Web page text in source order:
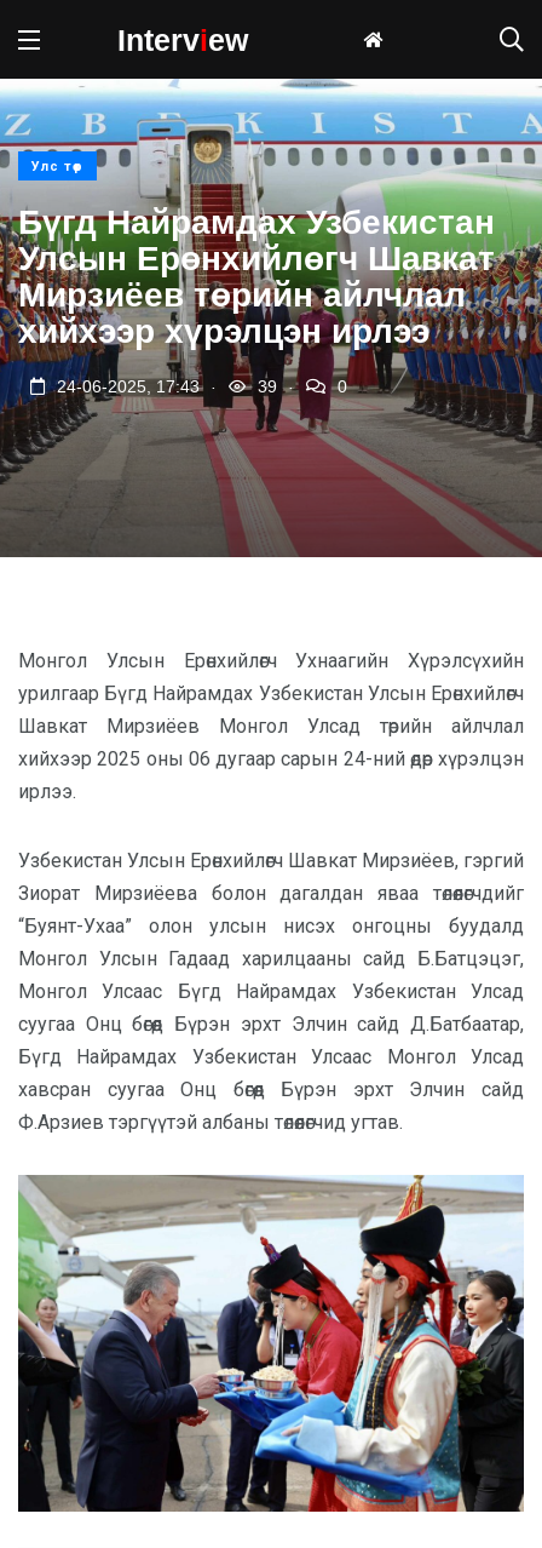
Interview
Улс төр
Бүгд Найрамдах Узбекистан
Улсын Ерөнхийлөгч Шавкат
Мирзиёев төрийн айлчлал
хийхээр хүрэлцэн ирлээ
24-06-2025, 17:43 39 . 0
Монгол Улсын Ерөнхийлөгч Ухнаагийн Хүрэлсүхийн
урилгаар Бүгд Найрамдах Узбекистан Улсын Ерөнхийлөгч
Шавкат Мирзиёев Монгол Улсад төрийн айлчлал
хийхээр 2025 оны 06 дугаар сарын 24-ний өдөр хүрэлцэн
ирлээ.
Узбекистан Улсын Ерөнхийлөгч Шавкат Мирзиёев, гэргий
Зиорат Мирзиёева болон дагалдан яваа төлөөлөгчдийг
“Буянт-Ухаа” олон улсын нисэх онгоцны буудалд
Монгол Улсын Гадаад харилцааны сайд Б.Батцэцэг,
Монгол Улсаас Бүгд Найрамдах Узбекистан Улсад
суугаа Онц бөгөөд Бүрэн эрхт Элчин сайд Д.Батбаатар,
Бүгд Найрамдах Узбекистан Улсаас Монгол Улсад
хавсран суугаа Онц бөгөөд Бүрэн эрхт Элчин сайд
Ф.Арзиев тэргүүтэй албаны төлөөлөгчид угтав.